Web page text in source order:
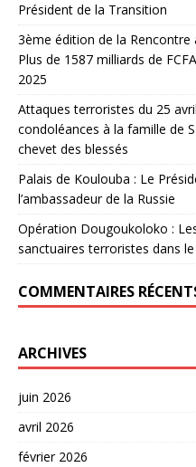
Président de la Transition
3ème édition de la Rencontre
Plus de 1587 milliards de
2025
Attaques terroristes du 25
condoléances à la famille de
chevet des blessés
Palais de Koulouba : Le
l’ambassadeur de la Russie
Opération Dougoukoloko :
sanctuaires terroristes dans
COMMENTAIRES
ARCHIVES
juin 2026
avril 2026
février 2026